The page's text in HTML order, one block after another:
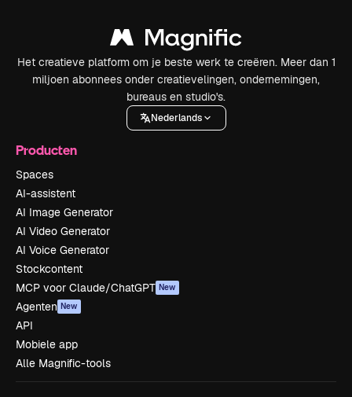
Het creatieve platform om je beste werk te creëren. Meer dan 1
miljoen abonnees onder creatievelingen, ondernemingen,
bureaus en studio's.
Nederlands
Producten
Spaces
AI-assistent
AI Image Generator
AI Video Generator
AI Voice Generator
Stockcontent
MCP voor Claude/ChatGPT New
Agenten New
API
Mobiele app
Alle Magnific-tools